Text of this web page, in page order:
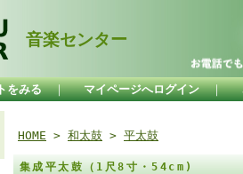
音楽センター
をみる ｜ マイページへログイン ｜
HOME > 和太鼓 > 平太鼓
集成平太鼓（1尺8寸・54cm)